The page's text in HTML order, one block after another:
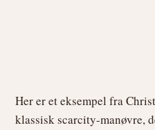
Her er et eksempel fra
klassisk scarcity-manøvre,